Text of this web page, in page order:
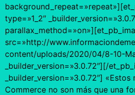
type=»1_2″
src=»http://
content/uploads/2020/04/8-10-
_builder_version=»3.0.72″][/
_builder_version=»3.0.72″]
Commerce no son más que una